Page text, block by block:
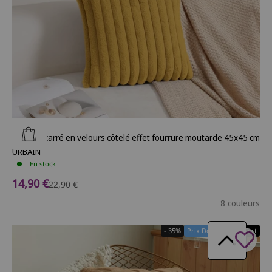
Ajouter au panier
Coussin carré en velours côtelé effet fourrure moutarde 45x45 cm
URBAIN
En stock
Prix de vente
14,90 €Prix normal
22,90 €
8 couleurs
1+1 Offert
Prix Doux
- 35%